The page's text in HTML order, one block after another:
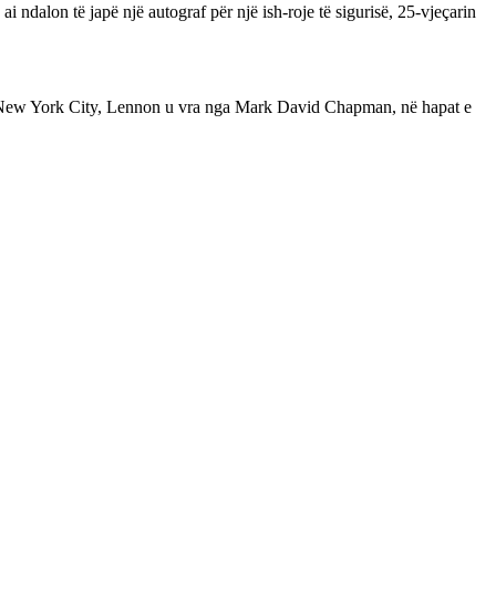
ndalon të japë një autograf për një ish-roje të sigurisë, 25-vjeçarin
York City, Lennon u vra nga Mark David Chapman, në hapat e